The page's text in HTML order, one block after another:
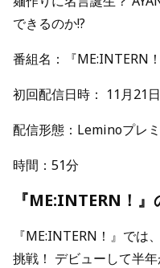
できるのか!?
番組名：『ME:INTERN
初回配信日時： 11月21
配信形態：Leminoプレ
時間：51分
『ME:INTERN！
『ME:INTERN！』では
挑戦！ デビューして半